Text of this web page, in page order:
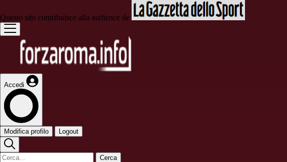
Questo sito contribuisce alla audience de
Accedi
Modifica profilo Logout
Cerca